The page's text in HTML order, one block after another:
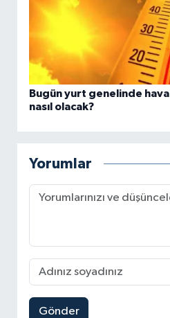
Bugün yurt genelinde hava
nasıl olacak?
Yorumlar
Gönder